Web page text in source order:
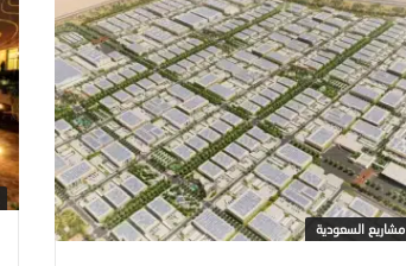
مشاريع السعودية